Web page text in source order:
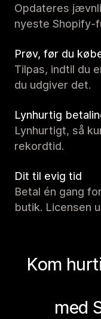
Opdateres
nyeste Shopify-
Prøv, før du
Tilpas, indtil du
du udgiver det.
Lynhurtig
Lynhurtigt, så
rekordtid.
Dit til evig tid
Betal én gang
butik. Licensen
Kom
med